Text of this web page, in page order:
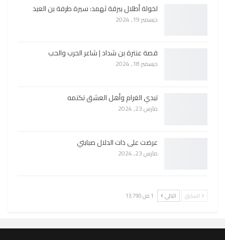
لخولة أطلال ببرقة ثهمد: سيرة طرفة بن العبد
ديسمبر 19, 2024
قصة عنترة بن شداد | شاعر الحرب والحب
ديسمبر 18, 2024
تبدي الغرام وأهل العشق تكتمه
مارس 23, 2024
عرضت على ذات الدلال صبابتي
مارس 23, 2024
السابق التالي 1 من 13٬790